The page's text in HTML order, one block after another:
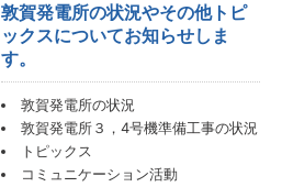
敦賀発電所の状況やその他トピ
ックスについてお知らせしま
す。
敦賀発電所の状況
敦賀発電所３，4号機準備工事の状況
トピックス
コミュニケーション活動